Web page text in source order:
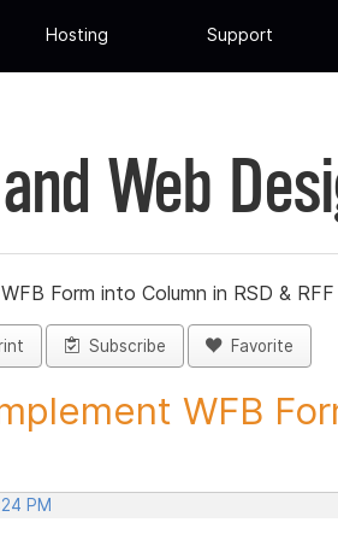
Hosting Support
Web
Form into Column in RSD & RFF
Subscribe Favorite
WFB
PM